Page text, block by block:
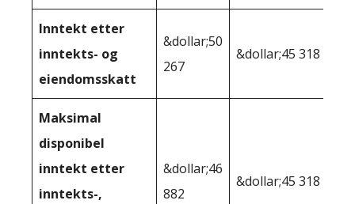
Inntekt etter
inntekts- og
eiendomsskatt
&dollar;50
267
&dollar;45 318
Maksimal
disponibel
inntekt etter
inntekts-,
&dollar;46
882
&dollar;45 318